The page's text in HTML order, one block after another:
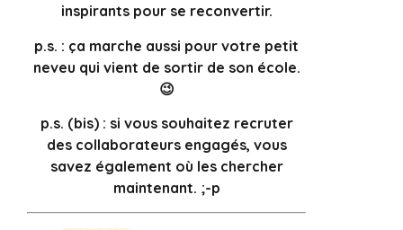
inspirants pour se reconvertir.
p.s. : ça marche aussi pour votre petit
neveu qui vient de sortir de son école.
😉
p.s. (bis) : si vous souhaitez recruter
des collaborateurs engagés, vous
savez également où les chercher
maintenant. ;-p